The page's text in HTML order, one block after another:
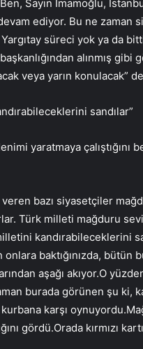
Sayın İmamoğlu,
ediyor. Bu ne zaman
süreci yok ya da
alınmış gibi
veya yarın konulacak”
sandılar”
yaratmaya çalıştığını
bazı siyasetçiler
Türk milleti mağduru
kandırabileceklerini
onlara baktığınızda,
aşağı akıyor.O
burada görünen şu ki,
karşı
gördü.Orada kırmızı